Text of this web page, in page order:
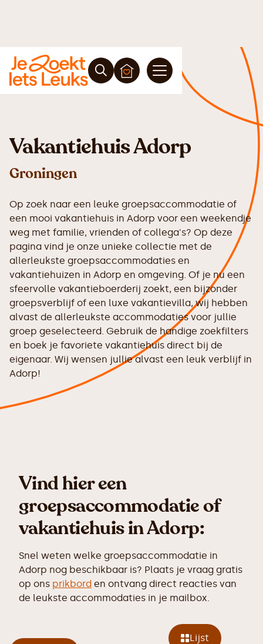
Vakantiehuis Adorp
Groningen
Op zoek naar een leuke groepsaccommodatie of
een mooi vakantiehuis in Adorp voor een weekendje
weg met familie, vrienden of collega's? Op deze
pagina vind je onze unieke collectie met de
allerleukste groepsaccommodaties en
vakantiehuizen in Adorp en omgeving. Of je nu een
sfeervolle vakantieboerderij zoekt, een bijzonder
groepsverblijf of een luxe vakantievilla, wij hebben
alvast de allerleukste accommodaties voor jullie
groep geselecteerd. Gebruik de handige zoekfilters
en boek je favoriete vakantiehuis direct bij de
eigenaar. Wij wensen jullie alvast een leuk verblijf in
Adorp!
Vind hier een
groepsaccommodatie of
vakantiehuis in Adorp:
Snel weten welke groepsaccommodatie in
Adorp nog beschikbaar is? Plaats je vraag gratis
op ons prikbord en ontvang direct reacties van
de leukste accommodaties in je mailbox.
Lijst